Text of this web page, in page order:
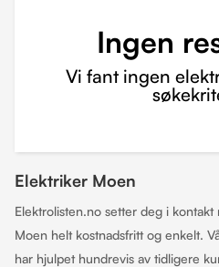
Ingen
Vi fant ingen
Elektriker Moen
Elektrolisten.no setter deg i
Moen helt kostnadsfritt og enkelt.
har hjulpet hundrevis av tidligere